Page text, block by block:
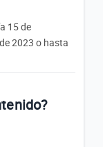
15 de
2023 o hasta